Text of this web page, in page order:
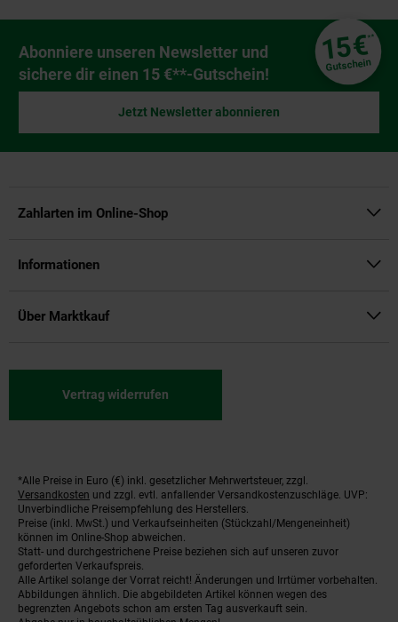
Newsletter Anmeldung
Abonniere unseren Newsletter und
sichere dir einen 15 €**-Gutschein!
15€**
Gutschein
Jetzt Newsletter abonnieren
Zahlarten im Online-Shop
Informationen
Über Marktkauf
Vertrag widerrufen
Fußnoten
*Alle Preise in Euro (€) inkl. gesetzlicher Mehrwertsteuer, zzgl.
Versandkosten und zzgl. evtl. anfallender Versandkostenzuschläge. UVP:
Unverbindliche Preisempfehlung des Herstellers.
Preise (inkl. MwSt.) und Verkaufseinheiten (Stückzahl/Mengeneinheit)
können im Online-Shop abweichen.
Statt- und durchgestrichene Preise beziehen sich auf unseren zuvor
geforderten Verkaufspreis.
Alle Artikel solange der Vorrat reicht! Änderungen und Irrtümer vorbehalten.
Abbildungen ähnlich. Die abgebildeten Artikel können wegen des
begrenzten Angebots schon am ersten Tag ausverkauft sein.